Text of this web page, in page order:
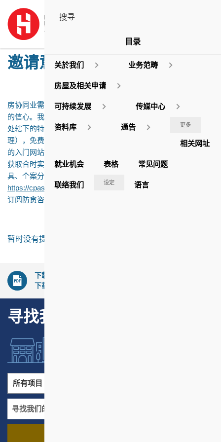
邀请意向公告
房协同业需有一套良好的管治制度，以助维持公众对房协服务
的信心。我们为此推介防贪咨询服务。此为廉政公署防止贪污
处辖下的特设小组，专门就一般作业范畴（例如采购和人事管
理），免费提供适切和保密的建议。你可浏览该小组简便易用
的入门网站 (
获取合时实用的防贪资源，例如员工行为守则、防贪指南及工
具、个案分析、防贪贴士和防贪警示。你亦可经连结
https://cpas.icac.hk/CN/Form/Subscription_Form?cate_id=31
订阅防贪咨询服务的电子通讯，定期收取最新的防贪资讯。
暂时没有提交意向书邀请。
下载的文件须以最新版本之Acrobat Reader来阅览，如需
下载此软件，请
寻找我们的项目
所有项目
目录
关於我们 业务范畴
房屋及相关申请
可持续发展 传媒中心
资料库 通告 更多
相关网址
就业机会 表格 常见问题
联络我们 设定 语言